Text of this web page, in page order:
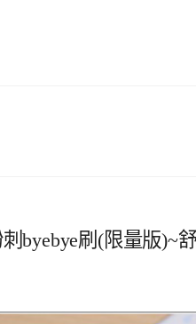
byebye刷(限量版)~